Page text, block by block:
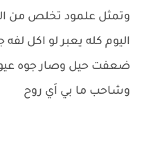
وتمثل علمود تخلص من
اليوم كله يعبر لو اكل
ضعفت حيل وصار جوه
وشاحب ما بي اَي روح